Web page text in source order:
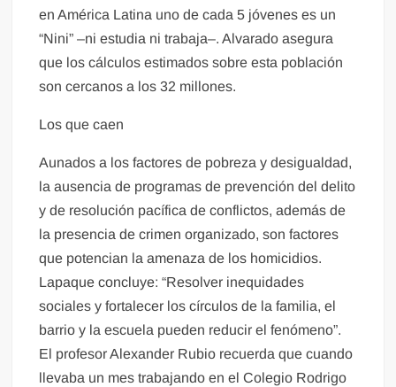
en América Latina uno de cada 5 jóvenes es un
“Nini” –ni estudia ni trabaja–. Alvarado asegura
que los cálculos estimados sobre esta población
son cercanos a los 32 millones.
Los que caen
Aunados a los factores de pobreza y desigualdad,
la ausencia de programas de prevención del delito
y de resolución pacífica de conflictos, además de
la presencia de crimen organizado, son factores
que potencian la amenaza de los homicidios.
Lapaque concluye: “Resolver inequidades
sociales y fortalecer los círculos de la familia, el
barrio y la escuela pueden reducir el fenómeno”.
El profesor Alexander Rubio recuerda que cuando
llevaba un mes trabajando en el Colegio Rodrigo